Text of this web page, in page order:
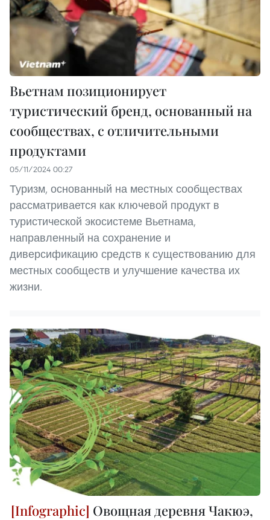
Вьетнам позиционирует
туристический бренд, основанный на
сообществах, с отличительными
продуктами
05/11/2024 00:27
Туризм, основанный на местных сообществах
рассматривается как ключевой продукт в
туристической экосистеме Вьетнама,
направленный на сохранение и
диверсификацию средств к существованию для
местных сообществ и улучшение качества их
жизни.
Овощная деревня Чакюэ,